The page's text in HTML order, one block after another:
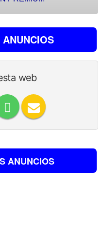
ANUNCIOS
web
ANUNCIOS